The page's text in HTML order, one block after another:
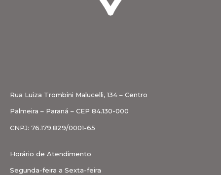
Rua Luiza Trombini Malucelli, 134 – Centro
Palmeira – Paraná – CEP 84.130-000
CNPJ: 76.179.829/0001-65
Horário de Atendimento
Segunda-feira a Sexta-feira